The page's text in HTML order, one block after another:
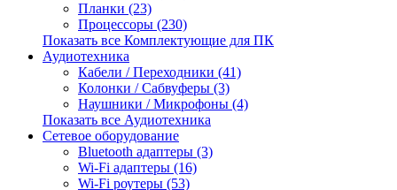
Планки (23)
Процессоры (230)
Показать все Комплектующие для ПК
Аудиотехника
Кабели / Переходники (41)
Колонки / Сабвуферы (3)
Наушники / Микрофоны (4)
Показать все Аудиотехника
Сетевое оборудование
Bluetooth адаптеры (3)
Wi-Fi адаптеры (16)
Wi-Fi роутеры (53)